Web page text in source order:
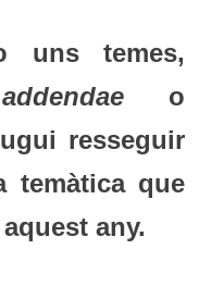
uns temes,
addendae o
resseguir
temàtica que
any.